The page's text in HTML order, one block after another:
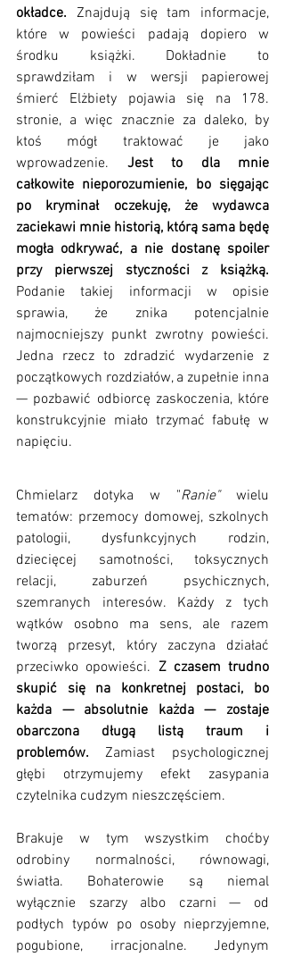
okładce. Znajdują się tam informacje,
które w powieści padają dopiero w
środku książki. Dokładnie to
sprawdziłam i w wersji papierowej
śmierć Elżbiety pojawia się na 178.
stronie, a więc znacznie za daleko, by
ktoś mógł traktować je jako
wprowadzenie. Jest to dla mnie
całkowite nieporozumienie, bo sięgając
po kryminał oczekuję, że wydawca
zaciekawi mnie historią, którą sama będę
mogła odkrywać, a nie dostanę spoiler
przy pierwszej styczności z książką.
Podanie takiej informacji w opisie
sprawia, że znika potencjalnie
najmocniejszy punkt zwrotny powieści.
Jedna rzecz to zdradzić wydarzenie z
początkowych rozdziałów, a zupełnie inna
— pozbawić odbiorcę zaskoczenia, które
konstrukcyjnie miało trzymać fabułę w
napięciu.
Chmielarz dotyka w "Ranie" wielu
tematów: przemocy domowej, szkolnych
patologii, dysfunkcyjnych rodzin,
dziecięcej samotności, toksycznych
relacji, zaburzeń psychicznych,
szemranych interesów. Każdy z tych
wątków osobno ma sens, ale razem
tworzą przesyt, który zaczyna działać
przeciwko opowieści. Z czasem trudno
skupić się na konkretnej postaci, bo
każda — absolutnie każda — zostaje
obarczona długą listą traum i
problemów. Zamiast psychologicznej
głębi otrzymujemy efekt zasypania
czytelnika cudzym nieszczęściem.
Brakuje w tym wszystkim choćby
odrobiny normalności, równowagi,
światła. Bohaterowie są niemal
wyłącznie szarzy albo czarni — od
podłych typów po osoby nieprzyjemne,
pogubione, irracjonalne. Jedynym